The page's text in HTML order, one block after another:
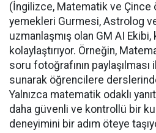
(İngilizce, Matematik ve Çince
yemekleri Gurmesi, Astrolog
uzmanlaşmış olan GM AI Ekibi,
kolaylaştırıyor. Örneğin,
soru fotoğrafının
sunarak öğrencilere
Yalnızca matematik odaklı
daha güvenli ve kontrollü bir
deneyimini bir adım öteye